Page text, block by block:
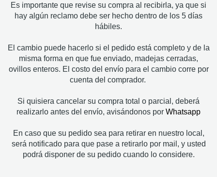
Es importante que revise su compra al recibirla, ya que si
hay algún reclamo debe ser hecho dentro de los 5 días
hábiles.
El cambio puede hacerlo si el pedido está completo y de la
misma forma en que fue enviado, madejas cerradas,
ovillos enteros. El costo del envío para el cambio corre por
cuenta del comprador.
Si quisiera cancelar su compra total o parcial, deberá
realizarlo antes del envío, avisándonos por Whatsapp
En caso que su pedido sea para retirar en nuestro local,
será notificado para que pase a retirarlo por mail, y usted
podrá disponer de su pedido cuando lo considere.